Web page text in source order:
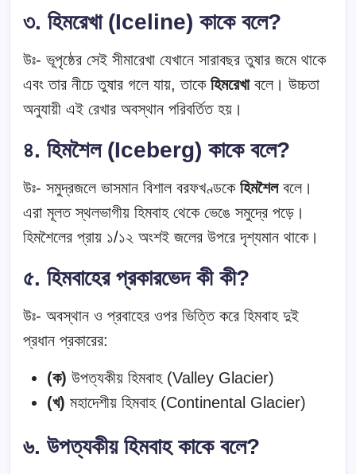
৩. হিমরেখা (Iceline) কাকে বলে?
উঃ- ভূপৃষ্ঠের সেই সীমারেখা যেখানে সারাবছর তুষার জমে থাকে
এবং তার নীচে তুষার গলে যায়, তাকে হিমরেখাবলে। উচ্চতা
অনুযায়ী এই রেখার অবস্থান পরিবর্তিত হয়।
৪. হিমশৈল (Iceberg) কাকে বলে?
উঃ- সমুদ্রজলে ভাসমান বিশাল বরফখণ্ডকে হিমশৈলবলে।
এরা মূলত স্থলভাগীয় হিমবাহ থেকে ভেঙে সমুদ্রে পড়ে।
হিমশৈলের প্রায় ১/১২ অংশই জলের উপরে দৃশ্যমান থাকে।
৫. হিমবাহের প্রকারভেদ কী কী?
উঃ- অবস্থান ও প্রবাহের ওপর ভিত্তি করে হিমবাহ দুই
প্রধান প্রকারের:
(ক) উপত্যকীয় হিমবাহ (Valley Glacier)
(খ) মহাদেশীয় হিমবাহ (Continental Glacier)
৬. উপত্যকীয় হিমবাহ কাকে বলে?